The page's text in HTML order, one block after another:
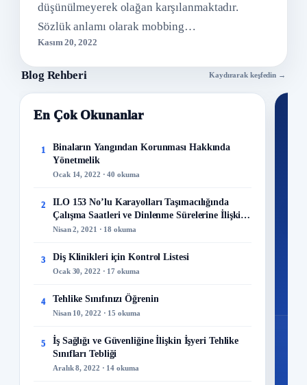
düşünülmeyerek olağan karşılanmaktadır.
Sözlük anlamı olarak mobbing…
Kasım 20, 2022
Blog Rehberi Kaydırarak keşfedin →
En Çok Okunanlar
1
Binaların Yangından Korunması Hakkında
Yönetmelik
Ocak 14, 2022 · 40 okuma
2
ILO 153 No’lu Karayolları Taşımacılığında
Çalışma Saatleri ve Dinlenme Sürelerine İlişkin
Sözleşme
Nisan 2, 2021 · 18 okuma
3 Diş Klinikleri için Kontrol Listesi
Ocak 30, 2022 · 17 okuma
4 Tehlike Sınıfınızı Öğrenin
Nisan 10, 2022 · 15 okuma
5
İş Sağlığı ve Güvenliğine İlişkin İşyeri Tehlike
Sınıfları Tebliği
Aralık 8, 2022 · 14 okuma